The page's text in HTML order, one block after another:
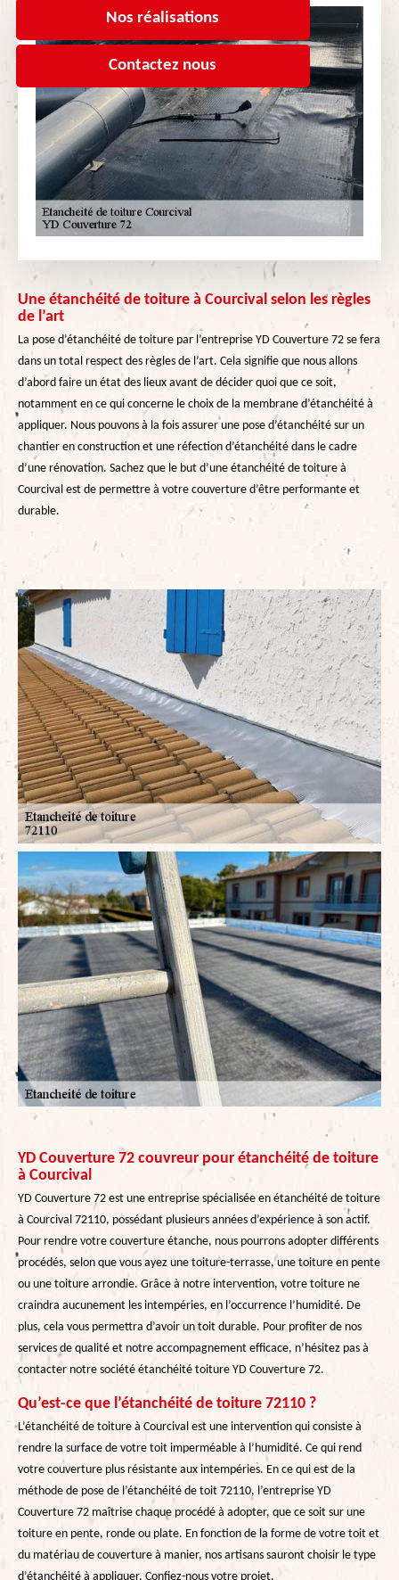
Nos réalisations
Contactez nous
Une étanchéité de toiture à Courcival selon les règles
de l’art
La pose d’étanchéité de toiture par l’entreprise YD Couverture 72 se fera
dans un total respect des règles de l’art. Cela signifie que nous allons
d’abord faire un état des lieux avant de décider quoi que ce soit,
notamment en ce qui concerne le choix de la membrane d’étanchéité à
appliquer. Nous pouvons à la fois assurer une pose d’étanchéité sur un
chantier en construction et une réfection d’étanchéité dans le cadre
d’une rénovation. Sachez que le but d’une étanchéité de toiture à
Courcival est de permettre à votre couverture d’être performante et
durable.
YD Couverture 72 couvreur pour étanchéité de toiture
à Courcival
YD Couverture 72 est une entreprise spécialisée en étanchéité de toiture
à Courcival 72110, possédant plusieurs années d’expérience à son actif.
Pour rendre votre couverture étanche, nous pourrons adopter différents
procédés, selon que vous ayez une toiture-terrasse, une toiture en pente
ou une toiture arrondie. Grâce à notre intervention, votre toiture ne
craindra aucunement les intempéries, en l’occurrence l’humidité. De
plus, cela vous permettra d’avoir un toit durable. Pour profiter de nos
services de qualité et notre accompagnement efficace, n’hésitez pas à
contacter notre société étanchéité toiture YD Couverture 72.
Qu’est-ce que l’étanchéité de toiture 72110 ?
L’étanchéité de toiture à Courcival est une intervention qui consiste à
rendre la surface de votre toit imperméable à l’humidité. Ce qui rend
votre couverture plus résistante aux intempéries. En ce qui est de la
méthode de pose de l’étanchéité de toit 72110, l’entreprise YD
Couverture 72 maîtrise chaque procédé à adopter, que ce soit sur une
toiture en pente, ronde ou plate. En fonction de la forme de votre toit et
du matériau de couverture à manier, nos artisans sauront choisir le type
d’étanchéité à appliquer. Confiez-nous votre projet.